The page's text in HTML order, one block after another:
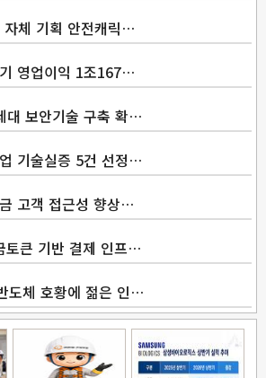
Band
체 기획 안전캐릭…
영업이익 1조167…
대 보안기술 구축 확…
기술실증 5건 선정…
고객 접근성 향상…
토큰 기반 결제 인프…
도체 호황에 젊은 인…